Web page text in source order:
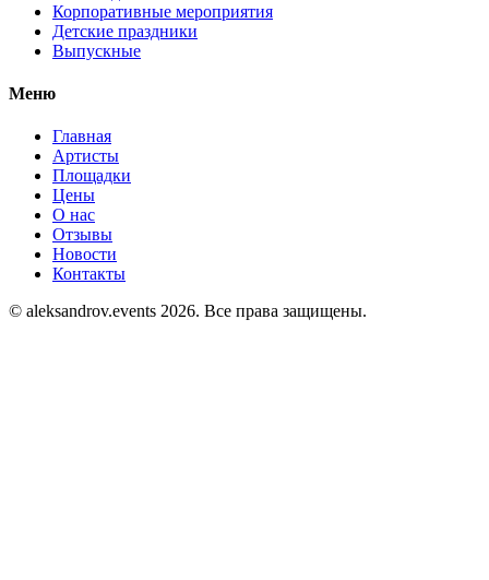
Корпоративные мероприятия
Детские праздники
Выпускные
Меню
Главная
Артисты
Площадки
Цены
О нас
Отзывы
Новости
Контакты
© aleksandrov.events 2026. Все права защищены.